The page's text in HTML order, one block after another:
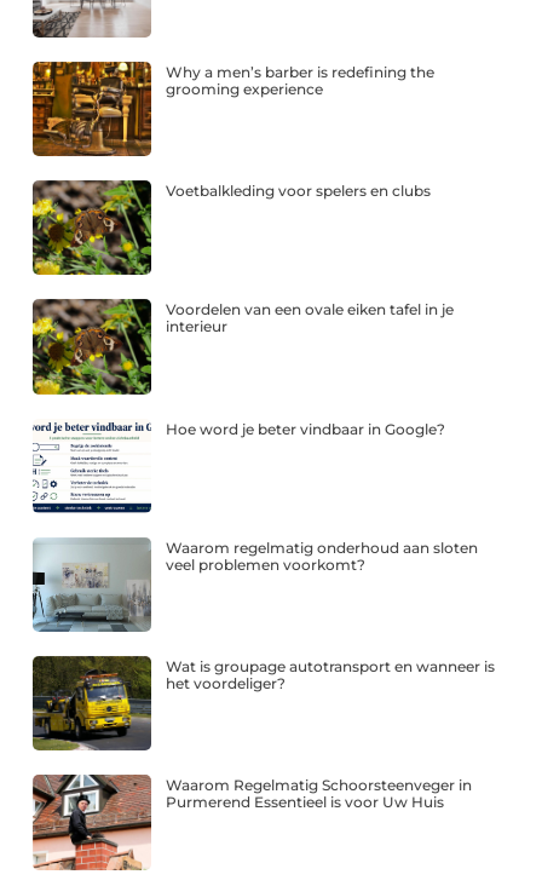
Why a men’s barber is redefining the
grooming experience
Voetbalkleding voor spelers en clubs
Voordelen van een ovale eiken tafel in je
interieur
Hoe word je beter vindbaar in Google?
Waarom regelmatig onderhoud aan sloten
veel problemen voorkomt?
Wat is groupage autotransport en wanneer is
het voordeliger?
Waarom Regelmatig Schoorsteenveger in
Purmerend Essentieel is voor Uw Huis